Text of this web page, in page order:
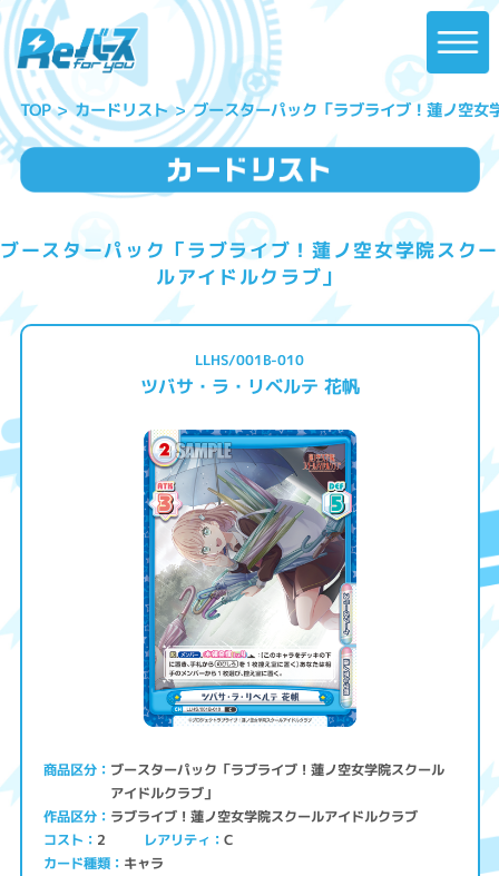
TOP カードリスト ブースターパック「ラブライブ！蓮ノ空女
ブースターパック「ラブライブ！蓮ノ空女学院スクー
ルアイドルクラブ」
LLHS/001B-010
ツバサ・ラ・リベルテ 花帆
商品区分 ブースターパック「ラブライブ！蓮ノ空女学院スクール
アイドルクラブ」
作品区分 ラブライブ！蓮ノ空女学院スクールアイドルクラブ
コスト 2 レアリティ C
カード種類 キャラ